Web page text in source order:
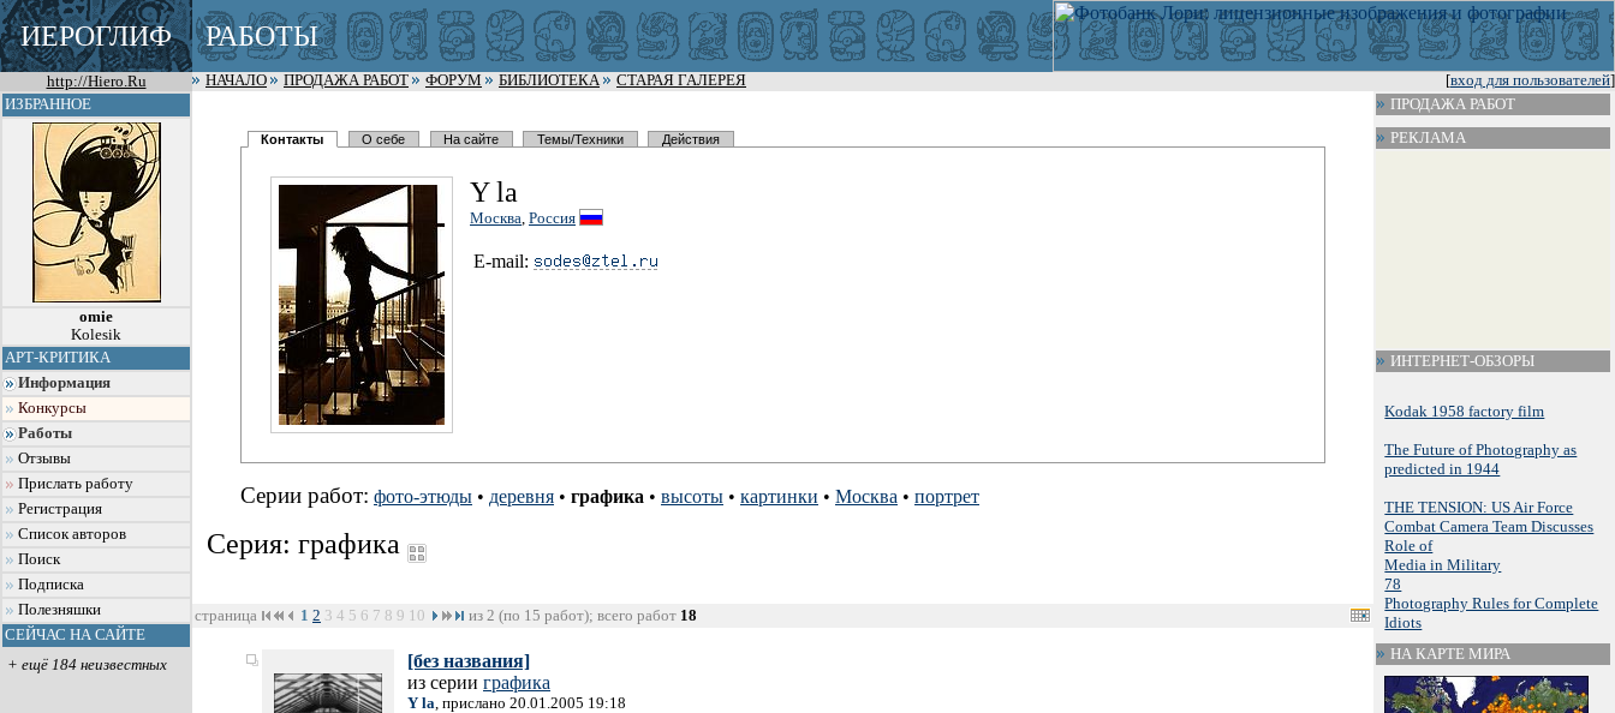
ИЕРОГЛИФ РАБОТЫ
http://Hiero.Ru [вход для пользователей]
НАЧАЛО ПРОДАЖА РАБОТ ФОРУМ БИБЛИОТЕКА
СТАРАЯ ГАЛЕРЕЯ
ИЗБРАННОЕ
omie
Kolesik
АРТ-КРИТИКА
Информация
Конкурсы
Работы
Отзывы
Прислать работу
Регистрация
Список авторов
Поиск
Подписка
Полезняшки
СЕЙЧАС НА САЙТЕ
+ ещё 184 неизвестных
Контакты О себе На сайте Темы/Техники Действия
Y la
Москва, Россия
E-mail:
Серии работ: фото-этюды • деревня • графика • высоты • картинки • Москва • портрет
Серия: графика
страница 1 2 3 4 5 6 7 8 9 10 из 2 (по 15 работ); всего работ 18
[без названия]
из серии графика
Y la, прислано 20.01.2005 19:18
ПРОДАЖА РАБОТ
РЕКЛАМА
ИНТЕРНЕТ-ОБЗОРЫ
Kodak 1958 factory film
The Future of Photography as
predicted in 1944
THE TENSION: US Air Force
Combat Camera Team Discusses
Role of
Media in Military
78
Photography Rules for Complete
Idiots
НА КАРТЕ МИРА